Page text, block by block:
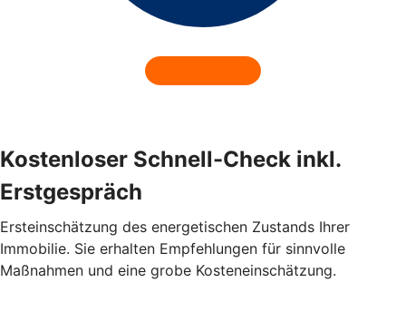
Kostenloser Schnell-Check inkl.
Erstgespräch
Ersteinschätzung des energetischen Zustands Ihrer
Immobilie. Sie erhalten Empfehlungen für sinnvolle
Maßnahmen und eine grobe Kosteneinschätzung.